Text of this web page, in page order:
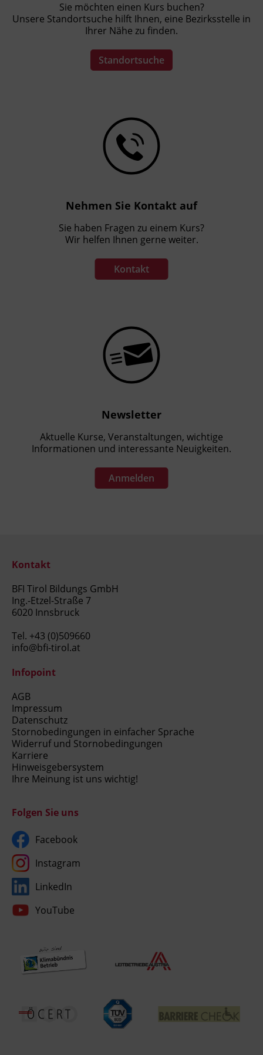
Sie möchten einen Kurs buchen?
Unsere Standortsuche hilft Ihnen, eine Bezirksstelle in
Ihrer Nähe zu finden.
Standortsuche
Nehmen Sie Kontakt auf
Sie haben Fragen zu einem Kurs?
Wir helfen Ihnen gerne weiter.
Kontakt
Newsletter
Aktuelle Kurse, Veranstaltungen, wichtige
Informationen und interessante Neuigkeiten.
Anmelden
Kontakt
BFI Tirol Bildungs GmbH
Ing.-Etzel-Straße 7
6020 Innsbruck
Tel. +43 (0)509660
info@bfi-tirol.at
Infopoint
AGB
Impressum
Datenschutz
Stornobedingungen in einfacher Sprache
Widerruf und Stornobedingungen
Karriere
Hinweisgebersystem
Ihre Meinung ist uns wichtig!
Folgen Sie uns
Facebook
Instagram
LinkedIn
YouTube